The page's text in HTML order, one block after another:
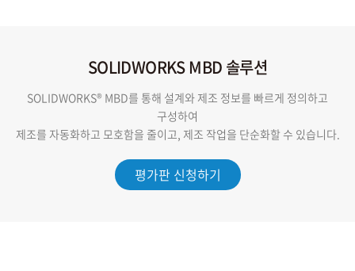
SOLIDWORKS MBD 솔루션
SOLIDWORKS® MBD를 통해 설계와 제조 정보를 빠르게 정의하고
구성하여
제조를 자동화하고 모호함을 줄이고, 제조 작업을 단순화할 수 있습니다.
평가판 신청하기